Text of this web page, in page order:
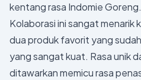
kentang rasa Indomie Goreng.
Kolaborasi ini sangat menarik
dua produk favorit yang
yang sangat kuat. Rasa unik
ditawarkan memicu rasa